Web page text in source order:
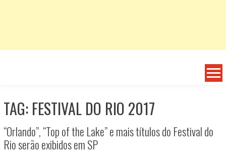
TAG: FESTIVAL DO RIO 2017
“Orlando”, “Top of the Lake” e mais títulos do Festival do
Rio serão exibidos em SP